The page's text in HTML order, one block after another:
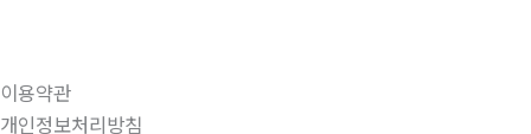
이용약관
개인정보처리방침